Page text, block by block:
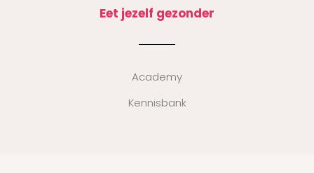
Eet jezelf gezonder
Academy
Kennisbank